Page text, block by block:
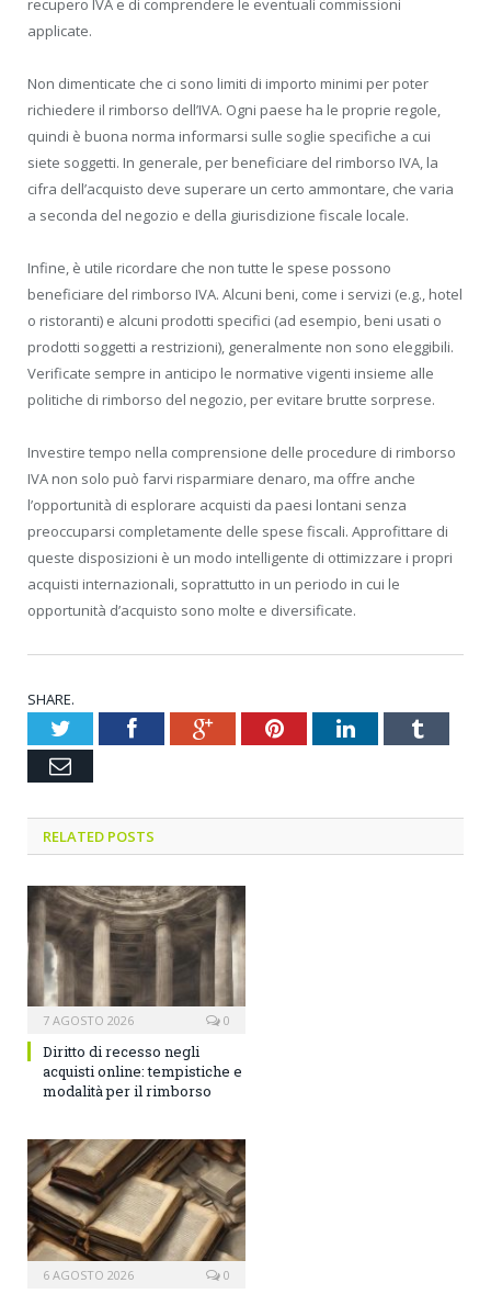
recupero IVA e di comprendere le eventuali commissioni
applicate.
Non dimenticate che ci sono limiti di importo minimi per poter
richiedere il rimborso dell’IVA. Ogni paese ha le proprie regole,
quindi è buona norma informarsi sulle soglie specifiche a cui
siete soggetti. In generale, per beneficiare del rimborso IVA, la
cifra dell’acquisto deve superare un certo ammontare, che varia
a seconda del negozio e della giurisdizione fiscale locale.
Infine, è utile ricordare che non tutte le spese possono
beneficiare del rimborso IVA. Alcuni beni, come i servizi (e.g., hotel
o ristoranti) e alcuni prodotti specifici (ad esempio, beni usati o
prodotti soggetti a restrizioni), generalmente non sono eleggibili.
Verificate sempre in anticipo le normative vigenti insieme alle
politiche di rimborso del negozio, per evitare brutte sorprese.
Investire tempo nella comprensione delle procedure di rimborso
IVA non solo può farvi risparmiare denaro, ma offre anche
l’opportunità di esplorare acquisti da paesi lontani senza
preoccuparsi completamente delle spese fiscali. Approfittare di
queste disposizioni è un modo intelligente di ottimizzare i propri
acquisti internazionali, soprattutto in un periodo in cui le
opportunità d’acquisto sono molte e diversificate.
SHARE.
TwitterFacebookGoogle+PinterestLinkedInTumblr
Email
RELATED POSTS
7 AGOSTO 2026 0
Diritto di recesso negli
acquisti online: tempistiche e
modalità per il rimborso
6 AGOSTO 2026 0